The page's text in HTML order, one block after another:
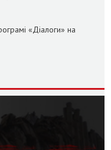
«Діалоги» на